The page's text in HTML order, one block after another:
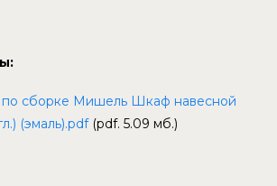
по сборке Мишель Шкаф навесной
(эмаль).pdf (pdf. 5.09 мб.)